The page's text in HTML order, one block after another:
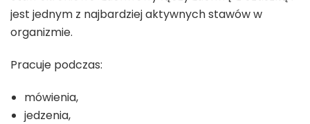
jest jednym z najbardziej aktywnych stawów w
organizmie.
Pracuje podczas:
mówienia,
jedzenia,